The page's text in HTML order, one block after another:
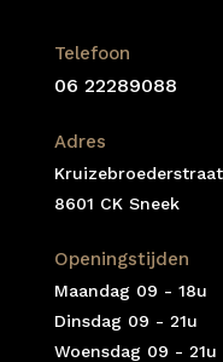
Telefoon
06 22289088
Adres
8601 CK Sneek
Openingstijden
Maandag 09 - 18u
Dinsdag 09 - 21u
Woensdag 09 - 21u